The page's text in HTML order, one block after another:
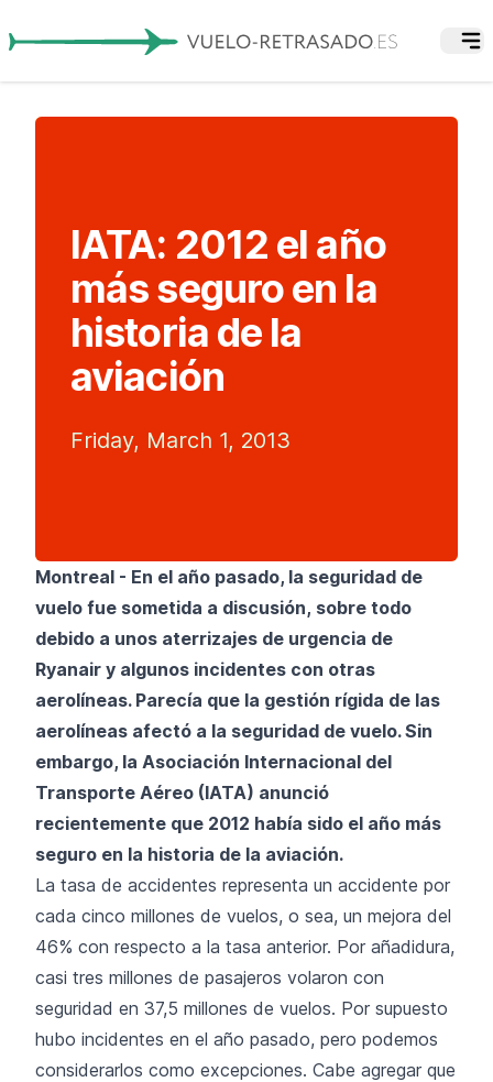
IATA: 2012 el año
más seguro en la
historia de la
aviación
Friday, March 1, 2013
Montreal - En el año pasado, la seguridad de
vuelo fue sometida a discusión, sobre todo
debido a unos aterrizajes de urgencia de
Ryanair y algunos incidentes con otras
aerolíneas. Parecía que la gestión rígida de las
aerolíneas afectó a la seguridad de vuelo. Sin
embargo, la Asociación Internacional del
Transporte Aéreo (IATA) anunció
recientemente que 2012 había sido el año más
seguro en la historia de la aviación.
La tasa de accidentes representa un accidente por
cada cinco millones de vuelos, o sea, un mejora del
46% con respecto a la tasa anterior. Por añadidura,
casi tres millones de pasajeros volaron con
seguridad en 37,5 millones de vuelos. Por supuesto
hubo incidentes en el año pasado, pero podemos
considerarlos como excepciones. Cabe agregar que